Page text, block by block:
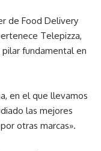
de Food Delivery
Telepizza,
pilar fundamental en
en el que llevamos
las mejores
otras marcas».